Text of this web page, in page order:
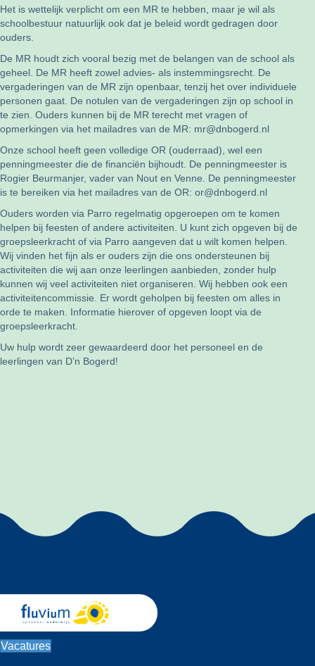
Het is wettelijk verplicht om een MR te hebben, maar je wil als
schoolbestuur natuurlijk ook dat je beleid wordt gedragen door
ouders.
De MR houdt zich vooral bezig met de belangen van de school als
geheel. De MR heeft zowel advies- als instemmingsrecht. De
vergaderingen van de MR zijn openbaar, tenzij het over individuele
personen gaat. De notulen van de vergaderingen zijn op school in
te zien. Ouders kunnen bij de MR terecht met vragen of
opmerkingen via het mailadres van de MR: mr@dnbogerd.nl
Onze school heeft geen volledige OR (ouderraad), wel een
penningmeester die de financiën bijhoudt. De penningmeester is
Rogier Beurmanjer, vader van Nout en Venne. De penningmeester
is te bereiken via het mailadres van de OR: or@dnbogerd.nl
Ouders worden via Parro regelmatig opgeroepen om te komen
helpen bij feesten of andere activiteiten. U kunt zich opgeven bij de
groepsleerkracht of via Parro aangeven dat u wilt komen helpen.
Wij vinden het fijn als er ouders zijn die ons ondersteunen bij
activiteiten die wij aan onze leerlingen aanbieden, zonder hulp
kunnen wij veel activiteiten niet organiseren. Wij hebben ook een
activiteitencommissie. Er wordt geholpen bij feesten om alles in
orde te maken. Informatie hierover of opgeven loopt via de
groepsleerkracht.
Uw hulp wordt zeer gewaardeerd door het personeel en de
leerlingen van D’n Bogerd!
Vacatures